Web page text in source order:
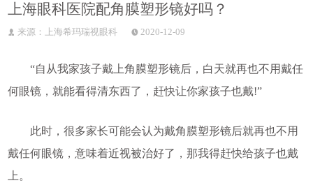
上海眼科医院配角膜塑形镜好吗？
来源：上海希玛瑞视眼科 2020-12-09
“自从我家孩子戴上角膜塑形镜后，白天就再也不用戴任
何眼镜，就能看得清东西了，赶快让你家孩子也戴!”
此时，很多家长可能会认为戴角膜塑形镜后就再也不用
戴任何眼镜，意味着近视被治好了，那我得赶快给孩子也戴
上。